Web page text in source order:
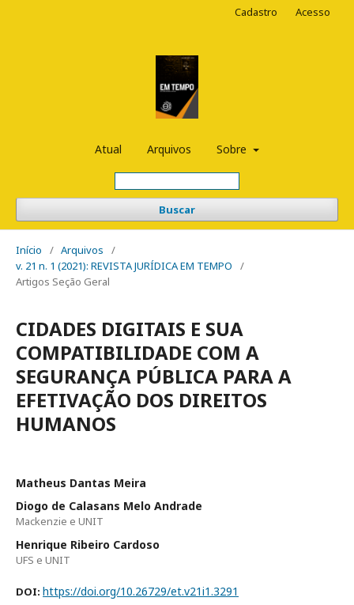
Atual Arquivos Sobre
Buscar
Cadastro Acesso
Início / Arquivos
/
v. 21 n. 1 (2021): REVISTA JURÍDICA EM TEMPO
/
Artigos Seção Geral
CIDADES DIGITAIS E SUA
COMPATIBILIDADE COM A
SEGURANÇA PÚBLICA PARA A
EFETIVAÇÃO DOS DIREITOS
HUMANOS
Matheus Dantas Meira
Diogo de Calasans Melo Andrade
Mackenzie e UNIT
Henrique Ribeiro Cardoso
UFS e UNIT
DOI: https://doi.org/10.26729/et.v21i1.3291